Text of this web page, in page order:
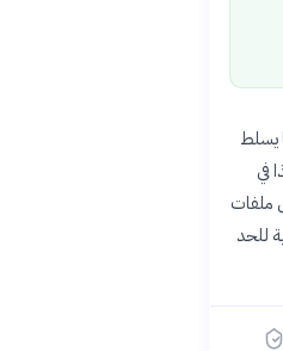
مما يسلط
في
ملفات
للحد